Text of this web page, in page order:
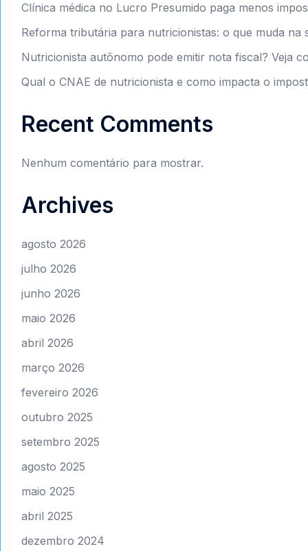
Clínica médica no Lucro Presumido paga menos
Reforma tributária para nutricionistas: o que muda na
Nutricionista autônomo pode emitir nota fiscal? Veja
Qual o CNAE de nutricionista e como impacta o
Recent Comments
Nenhum comentário para mostrar.
Archives
agosto 2026
julho 2026
junho 2026
maio 2026
abril 2026
março 2026
fevereiro 2026
outubro 2025
setembro 2025
agosto 2025
maio 2025
abril 2025
dezembro 2024